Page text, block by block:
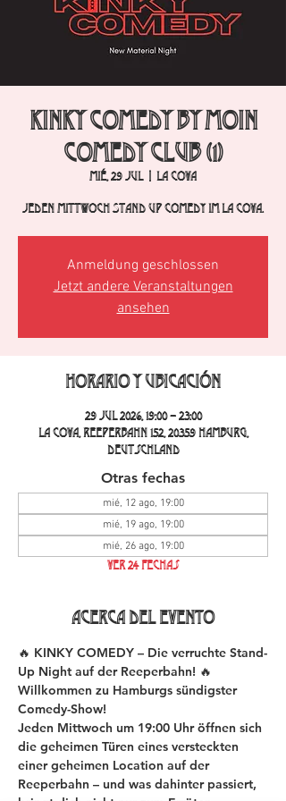
Kinky Comedy by Moin
Comedy Club (1)
mié, 29 jul
  |
La Cova
Jeden Mittwoch Stand Up Comedy im La Cova.
Anmeldung geschlossen
Jetzt andere Veranstaltungen
ansehen
Horario y ubicación
29 jul 2026, 19:00 – 23:00
La Cova, Reeperbahn 152, 20359 Hamburg,
Deutschland
Otras fechas
mié, 12 ago, 19:00
mié, 19 ago, 19:00
mié, 26 ago, 19:00
Ver 24 fechas
Acerca del evento
🔥 KINKY COMEDY – Die verruchte Stand-
Up Night auf der Reeperbahn! 🔥
Willkommen zu Hamburgs sündigster
Comedy-Show!
Jeden Mittwoch um 19:00 Uhr öffnen sich
die geheimen Türen eines versteckten
einer geheimen Location auf der
Reeperbahn – und was dahinter passiert,